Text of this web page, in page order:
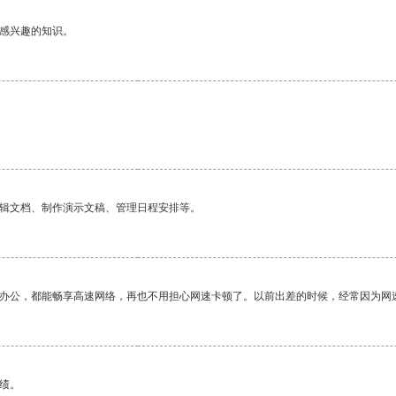
兴趣的知识。
档、制作演示文稿、管理日程安排等。
，都能畅享高速网络，再也不用担心网速卡顿了。以前出差的时候，经常因为
。